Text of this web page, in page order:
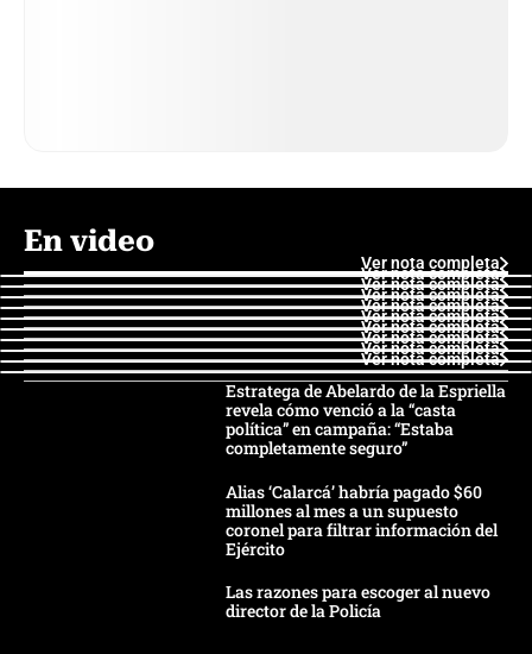
En video
Ver nota completa
Ver nota completa
Ver nota completa
Ver nota completa
Ver nota completa
Ver nota completa
Ver nota completa
Ver nota completa
Ver nota completa
Ver nota completa
Estratega de Abelardo de la Espriella
revela cómo venció a la “casta
política” en campaña: “Estaba
completamente seguro”
Alias ‘Calarcá’ habría pagado $60
millones al mes a un supuesto
coronel para filtrar información del
Ejército
Las razones para escoger al nuevo
director de la Policía